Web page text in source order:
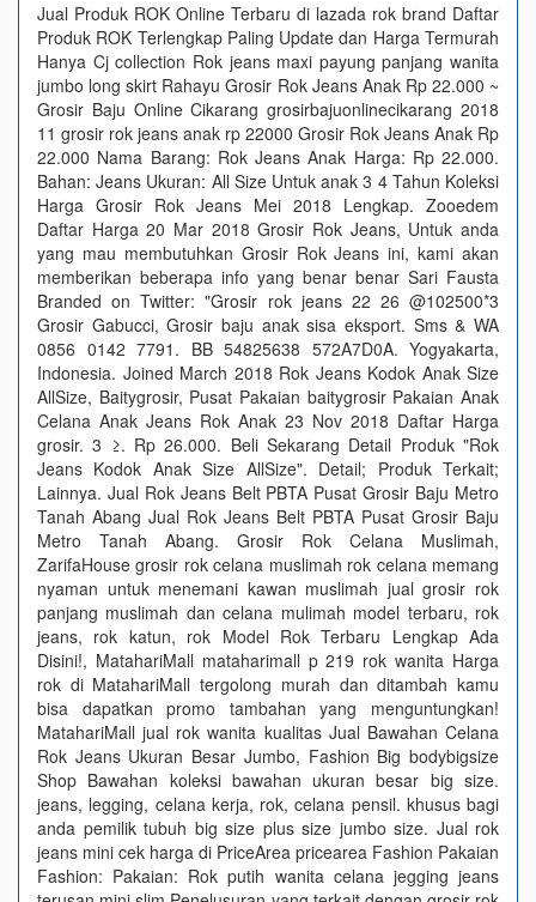
Jual Produk ROK Online Terbaru di lazada rok brand Daftar
Produk ROK Terlengkap Paling Update dan Harga Termurah
Hanya Cj collection Rok jeans maxi payung panjang wanita
jumbo long skirt Rahayu Grosir Rok Jeans Anak Rp 22.000 ~
Grosir Baju Online Cikarang grosirbajuonlinecikarang 2018
11 grosir rok jeans anak rp 22000 Grosir Rok Jeans Anak Rp
22.000 Nama Barang: Rok Jeans Anak Harga: Rp 22.000.
Bahan: Jeans Ukuran: All Size Untuk anak 3 4 Tahun Koleksi
Harga Grosir Rok Jeans Mei 2018 Lengkap. Zooedem
Daftar Harga 20 Mar 2018 Grosir Rok Jeans, Untuk anda
yang mau membutuhkan Grosir Rok Jeans ini, kami akan
memberikan beberapa info yang benar benar Sari Fausta
Branded on Twitter: "Grosir rok jeans 22 26 @102500*3
Grosir Gabucci, Grosir baju anak sisa eksport. Sms & WA
0856 0142 7791. BB 54825638 572A7D0A. Yogyakarta,
Indonesia. Joined March 2018 Rok Jeans Kodok Anak Size
AllSize, Baitygrosir, Pusat Pakaian baitygrosir Pakaian Anak
Celana Anak Jeans Rok Anak 23 Nov 2018 Daftar Harga
grosir. 3 ≥. Rp 26.000. Beli Sekarang Detail Produk "Rok
Jeans Kodok Anak Size AllSize". Detail; Produk Terkait;
Lainnya. Jual Rok Jeans Belt PBTA Pusat Grosir Baju Metro
Tanah Abang Jual Rok Jeans Belt PBTA Pusat Grosir Baju
Metro Tanah Abang. Grosir Rok Celana Muslimah,
ZarifaHouse grosir rok celana muslimah rok celana memang
nyaman untuk menemani kawan muslimah jual grosir rok
panjang muslimah dan celana mulimah model terbaru, rok
jeans, rok katun, rok Model Rok Terbaru Lengkap Ada
Disini!, MatahariMall mataharimall p 219 rok wanita Harga
rok di MatahariMall tergolong murah dan ditambah kamu
bisa dapatkan promo tambahan yang menguntungkan!
MatahariMall jual rok wanita kualitas Jual Bawahan Celana
Rok Jeans Ukuran Besar Jumbo, Fashion Big bodybigsize
Shop Bawahan koleksi bawahan ukuran besar big size.
jeans, legging, celana kerja, rok, celana pensil. khusus bagi
anda pemilik tubuh big size plus size jumbo size. Jual rok
jeans mini cek harga di PriceArea pricearea Fashion Pakaian
Fashion: Pakaian: Rok putih wanita celana jegging jeans